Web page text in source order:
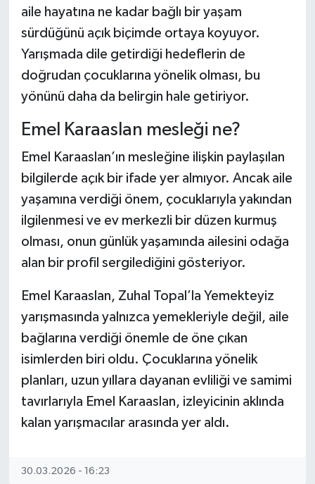
aile hayatına ne kadar bağlı bir yaşam
sürdüğünü açık biçimde ortaya koyuyor.
Yarışmada dile getirdiği hedeflerin de
doğrudan çocuklarına yönelik olması, bu
yönünü daha da belirgin hale getiriyor.
Emel Karaaslan mesleği ne?
Emel Karaaslan’ın mesleğine ilişkin paylaşılan
bilgilerde açık bir ifade yer almıyor. Ancak aile
yaşamına verdiği önem, çocuklarıyla yakından
ilgilenmesi ve ev merkezli bir düzen kurmuş
olması, onun günlük yaşamında ailesini odağa
alan bir profil sergilediğini gösteriyor.
Emel Karaaslan, Zuhal Topal’la Yemekteyiz
yarışmasında yalnızca yemekleriyle değil, aile
bağlarına verdiği önemle de öne çıkan
isimlerden biri oldu. Çocuklarına yönelik
planları, uzun yıllara dayanan evliliği ve samimi
tavırlarıyla Emel Karaaslan, izleyicinin aklında
kalan yarışmacılar arasında yer aldı.
30.03.2026 - 16:23